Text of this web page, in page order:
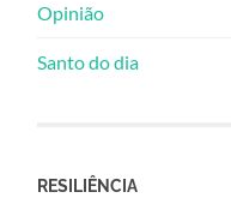
Opinião
Santo do dia
RESILIÊNCIA